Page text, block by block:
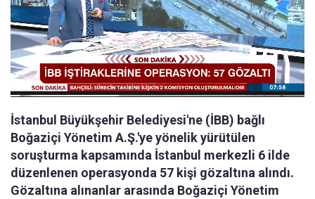
İstanbul Büyükşehir Belediyesi'ne (İBB) bağlı
Boğaziçi Yönetim A.Ş.'ye yönelik yürütülen
soruşturma kapsamında İstanbul merkezli 6 ilde
düzenlenen operasyonda 57 kişi gözaltına alındı.
Gözaltına alınanlar arasında Boğaziçi Yönetim